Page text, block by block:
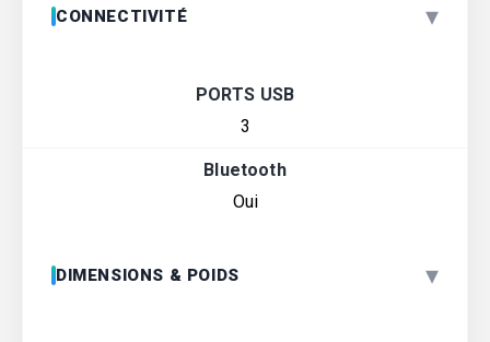
CONNECTIVITÉ ▾
PORTS USB
3
Bluetooth
Oui
DIMENSIONS & POIDS ▾